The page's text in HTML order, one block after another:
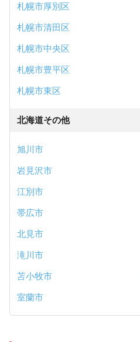
札幌市厚別区
札幌市清田区
札幌市中央区
札幌市豊平区
札幌市東区
北海道その他
旭川市
岩見沢市
江別市
帯広市
北見市
滝川市
苫小牧市
室蘭市